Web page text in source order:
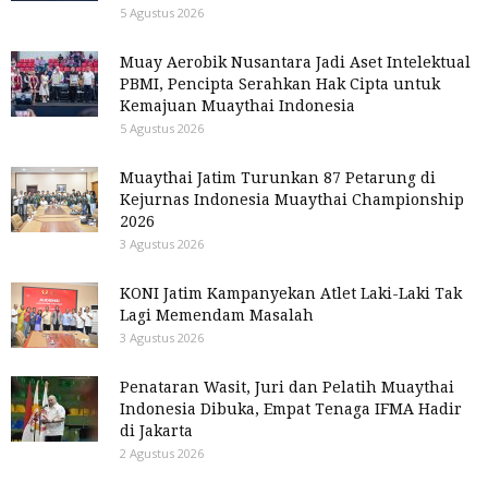
5 Agustus 2026
Muay Aerobik Nusantara Jadi Aset Intelektual
PBMI, Pencipta Serahkan Hak Cipta untuk
Kemajuan Muaythai Indonesia
5 Agustus 2026
Muaythai Jatim Turunkan 87 Petarung di
Kejurnas Indonesia Muaythai Championship
2026
3 Agustus 2026
KONI Jatim Kampanyekan Atlet Laki-Laki Tak
Lagi Memendam Masalah
3 Agustus 2026
Penataran Wasit, Juri dan Pelatih Muaythai
Indonesia Dibuka, Empat Tenaga IFMA Hadir
di Jakarta
2 Agustus 2026